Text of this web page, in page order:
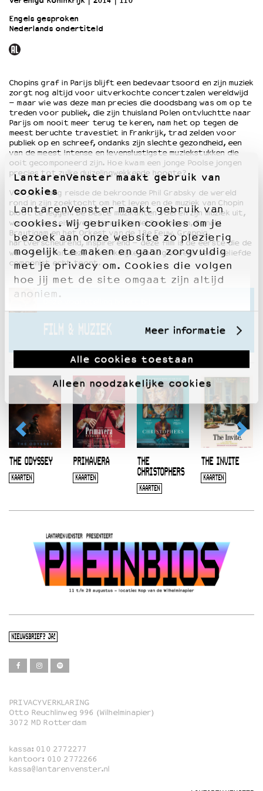
LantarenVenster maakt gebruik van
cookies
LantarenVenster maakt gebruik van
cookies. Wij gebruiken cookies om je
bezoek aan onze website zo plezierig
mogelijk te maken en gaan zorgvuldig
met je privacy om. Cookies die volgen
hoe jij met de site omgaat zijn altijd
anoniem.
Meer informatie
Alle cookies toestaan
Alleen noodzakelijke cookies
OVER LANTARENVENSTER
Wat we doen
Word vriend
Historie
Partners
Huisregels
Privacyverklaring
Integriteits- en gedragscode
Duurzaamheid
Culturele boycot Israël
Ruimte voor artistieke vrijheid – VNPF
Engels gesproken
Nederlands ondertiteld
Chopins graf in Parijs blijft een bedevaartsoord en zijn muziek
zorgt nog altijd voor uitverkochte concertzalen wereldwijd
– maar wie was deze man precies die doodsbang was om op te
treden voor publiek, die zijn thuisland Polen ontvluchtte naar
Parijs om nooit meer terug te keren, nam het op tegen de
meest beruchte travestiet in Frankrijk, trad zelden voor
publiek op en schreef, ondanks zijn slechte gezondheid, een
van de meest intense en levenslustigste muziekstukken die
ooit gecomponeerd zijn. Hoe kwam een jonge Poolse jongen
precies tot zulke duizelingwekkende hoogte?
Vier jaar lang reisde de bekroonde Phil Grabsky de wereld
rond in zijn zoektocht om het leven en de muziek van Chopin
bloot te leggen. De beste muzikanten voeren zijn muziek uit,
waaronder Leif Ove Andsnes, Daniel Barenboim, Ronald
Brautigam en het Orkest van de 18e Eeuw. Grappig,
hartverscheurend, inspirerend – deze film is de eerste die de
ware aard van deze opmerkelijke en nog steeds zeer geliefde
componist echt toont.
FILM & MUZIEK
THE ODYSSEY
KAARTEN
PRIMAVERA
KAARTEN
THE
CHRISTOPHERS
KAARTEN
THE INVITE
KAARTEN
NIEUWSBRIEF? JA!
Film
Familie
Film in English
PRIVACYVERKLARING
Otto Reuchlinweg 996 (Wilhelminapier)
3072 MD Rotterdam
kassa: 010 2772277
kantoor: 010 2772266
kassa@lantarenvenster.nl